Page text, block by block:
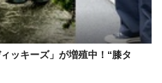
ッキーズ」が増殖中！“膝タ